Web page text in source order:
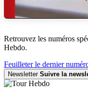
Retrouvez les numéros
Hebdo.
Feuilleter le dernier
Newsletter Suivre la